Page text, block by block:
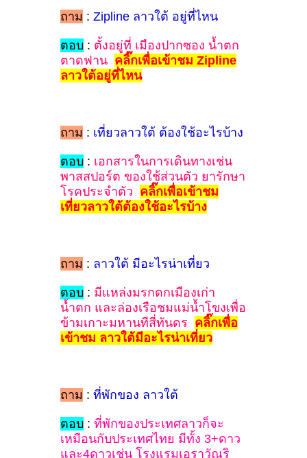
ถาม : Zipline ลาวใต้ อยู่ที่ไหน
ตอบ : ตั้งอยู่ที่ เมืองปากซอง น้ำตก
ตาดฟาน คลิ๊กเพื่อเข้าชม Zipline
ลาวใต้อยู่ที่ไหน
ถาม : เที่ยวลาวใต้ ต้องใช้อะไรบ้าง
ตอบ : เอกสารในการเดินทางเช่น
พาสสปอร์ต ของใช้ส่วนตัว ยารักษา
โรคประจำตัว คลิ๊กเพื่อเข้าชม
เที่ยวลาวใต้ต้องใช้อะไรบ้าง
ถาม : ลาวใต้ มีอะไรน่าเที่ยว
ตอบ : มีแหล่งมรกดกเมืองเก่า
น้ำตก และล่องเรือชมแม่น้ำโขงเพื่อ
ข้ามเกาะมหานทีสี่ทันดร คลิ๊กเพื่อ
เข้าชม ลาวใต้มีอะไรน่าเที่ยว
ถาม : ที่พักของ ลาวใต้
ตอบ : ที่พักของประเทศลาวก็จะ
เหมือนกับประเทศไทย มีทั้ง 3+ดาว
และ4ดาวเช่น โรงแรมเอราวัณริ